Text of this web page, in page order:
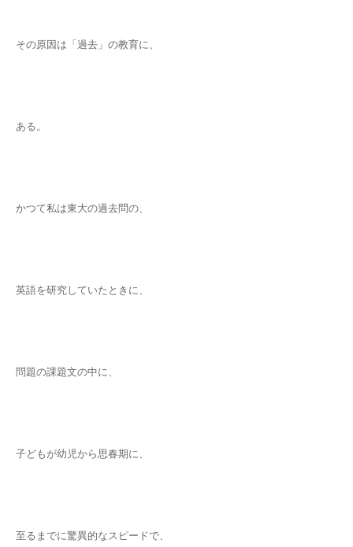
その原因は「過去」の教育に、
ある。
かつて私は東大の過去問の、
英語を研究していたときに、
問題の課題文の中に、
子どもが幼児から思春期に、
至るまでに驚異的なスピードで、